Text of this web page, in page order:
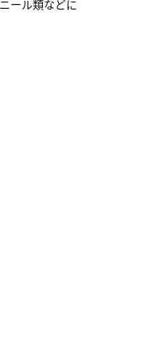
ール類などに